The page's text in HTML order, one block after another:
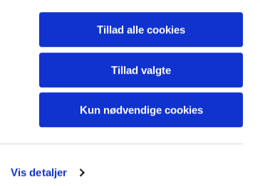
Vis detaljer
Tillad alle cookies
Tillad valgte
Kun nødvendige cookies